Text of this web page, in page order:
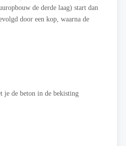
de derde laag) start dan
door een kop, waarna de
de beton in de bekisting